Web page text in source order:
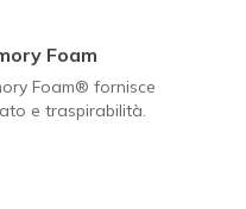
Foam
Foam® fornisce
e traspirabilità.